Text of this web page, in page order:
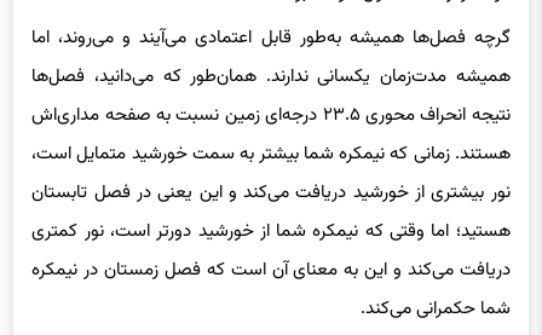
گرچه فصل‌ها همیشه به‌طور قابل اعتمادی می‌آیند و می‌روند، اما
همیشه مدت‌زمان یکسانی ندارند. همان‌طور که می‌دانید، فصل‌ها
نتیجه انحراف محوری ۲۳.۵ درجه‌ای زمین نسبت به صفحه مداری‌اش
هستند. زمانی که نیمکره شما بیشتر به سمت خورشید متمایل است،
نور بیشتری از خورشید دریافت می‌کند و این یعنی در فصل تابستان
هستید؛ اما وقتی که نیمکره شما از خورشید دورتر است، نور کمتری
دریافت می‌کند و این به معنای آن است که فصل زمستان در نیمکره
شما حکمرانی می‌کند.